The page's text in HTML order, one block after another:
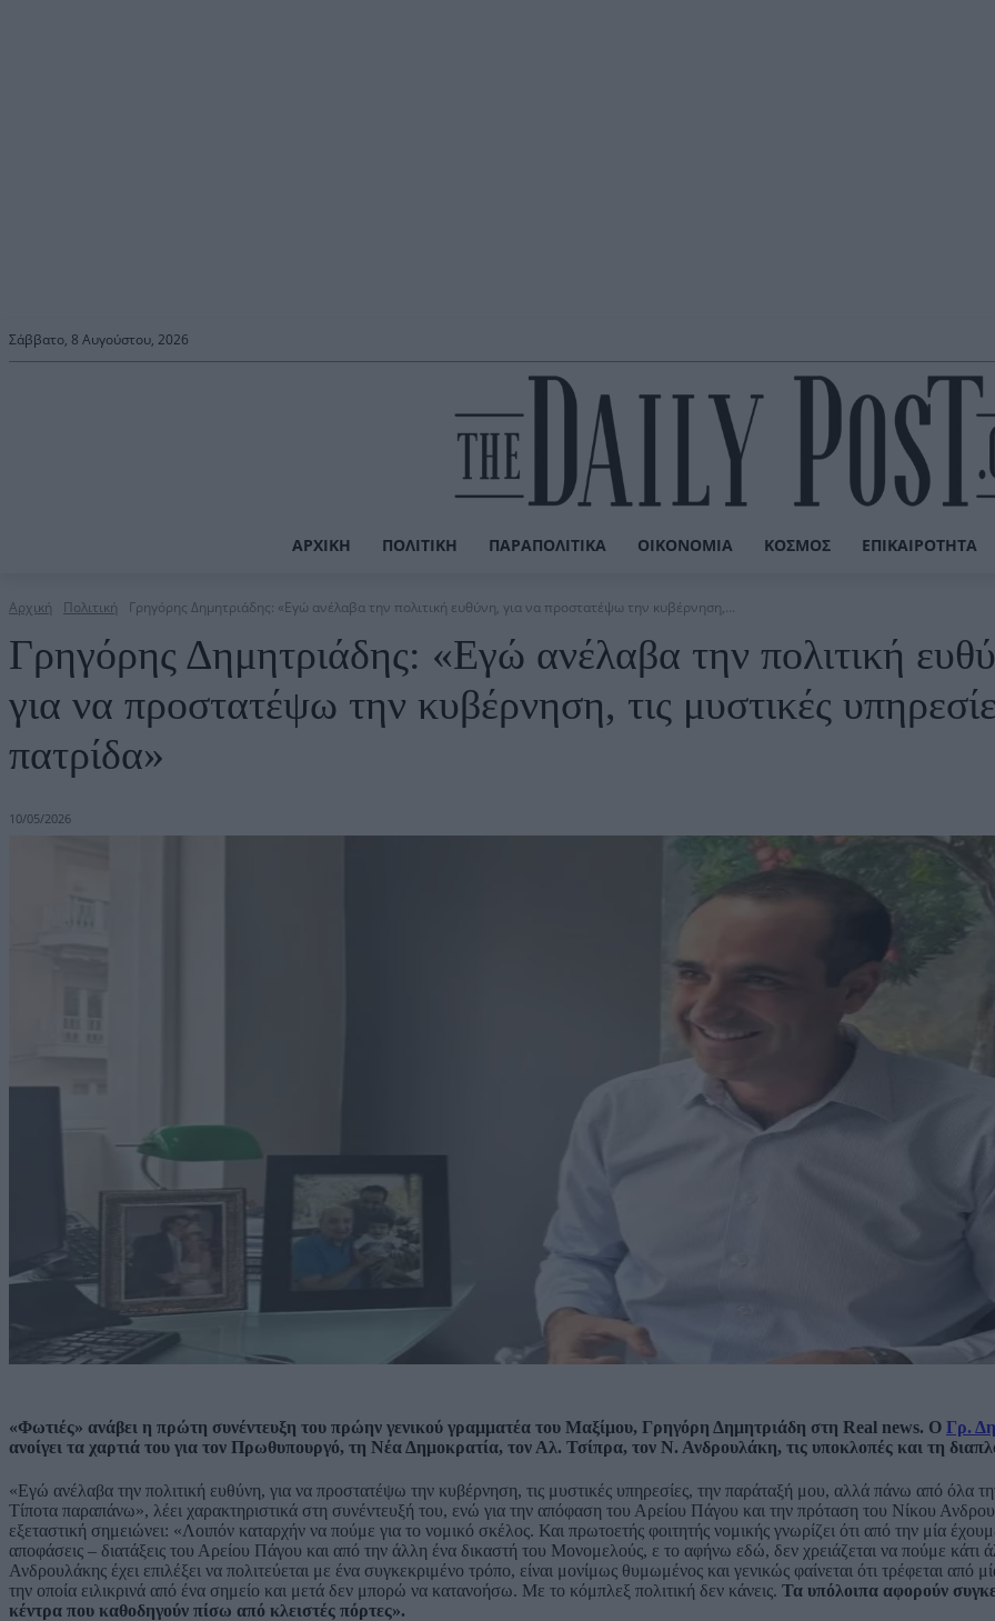
Σάββατο, 8 Αυγούστου, 2026
ΑΡΧΙΚΉ ΠΟΛΙΤΙΚΉ ΠΑΡΑΠΟΛΙΤΙΚΆ ΟΙΚΟΝΟΜΊΑ ΚΌΣΜΟΣ ΕΠΙΚΑΙΡΌΤΗΤΑ
Αρχική Πολιτική Γρηγόρης Δημητριάδης: «Εγώ ανέλαβα την πολιτική ευθύνη, για να προστατέψω την κυβέρνηση,...
Γρηγόρης Δημητριάδης: «Εγώ ανέλαβα την πολιτική
για να προστατέψω την κυβέρνηση, τις μυστικές
πατρίδα»
10/05/2026
«Φωτιές» ανάβει η πρώτη συνέντευξη του πρώην γενικού γραμματέα του Μαξίμου, Γρηγόρη Δημητριάδη στη Real news. Ο Γρ.
ανοίγει τα χαρτιά του για τον Πρωθυπουργό, τη Νέα Δημοκρατία, τον Αλ. Τσίπρα, τον Ν. Ανδρουλάκη, τις υποκλοπές και τη
«Εγώ ανέλαβα την πολιτική ευθύνη, για να προστατέψω την κυβέρνηση, τις μυστικές υπηρεσίες, την παράταξή μου, αλλά πάνω από όλα
Τίποτα παραπάνω», λέει χαρακτηριστικά στη συνέντευξή του, ενώ για την απόφαση του Αρείου Πάγου και την πρόταση του Νίκου
εξεταστική σημειώνει: «Λοιπόν καταρχήν να πούμε για το νομικό σκέλος. Και πρωτοετής φοιτητής νομικής γνωρίζει ότι από την μία
αποφάσεις – διατάξεις του Αρείου Πάγου και από την άλλη ένα δικαστή του Μονομελούς, ε το αφήνω εδώ, δεν χρειάζεται να πούμε κάτι
Ανδρουλάκης έχει επιλέξει να πολιτεύεται με ένα συγκεκριμένο τρόπο, είναι μονίμως θυμωμένος και γενικώς φαίνεται ότι τρέφεται από
την οποία ειλικρινά από ένα σημείο και μετά δεν μπορώ να κατανοήσω. Με το κόμπλεξ πολιτική δεν κάνεις. Τα υπόλοιπα αφορούν
κέντρα που καθοδηγούν πίσω από κλειστές πόρτες».